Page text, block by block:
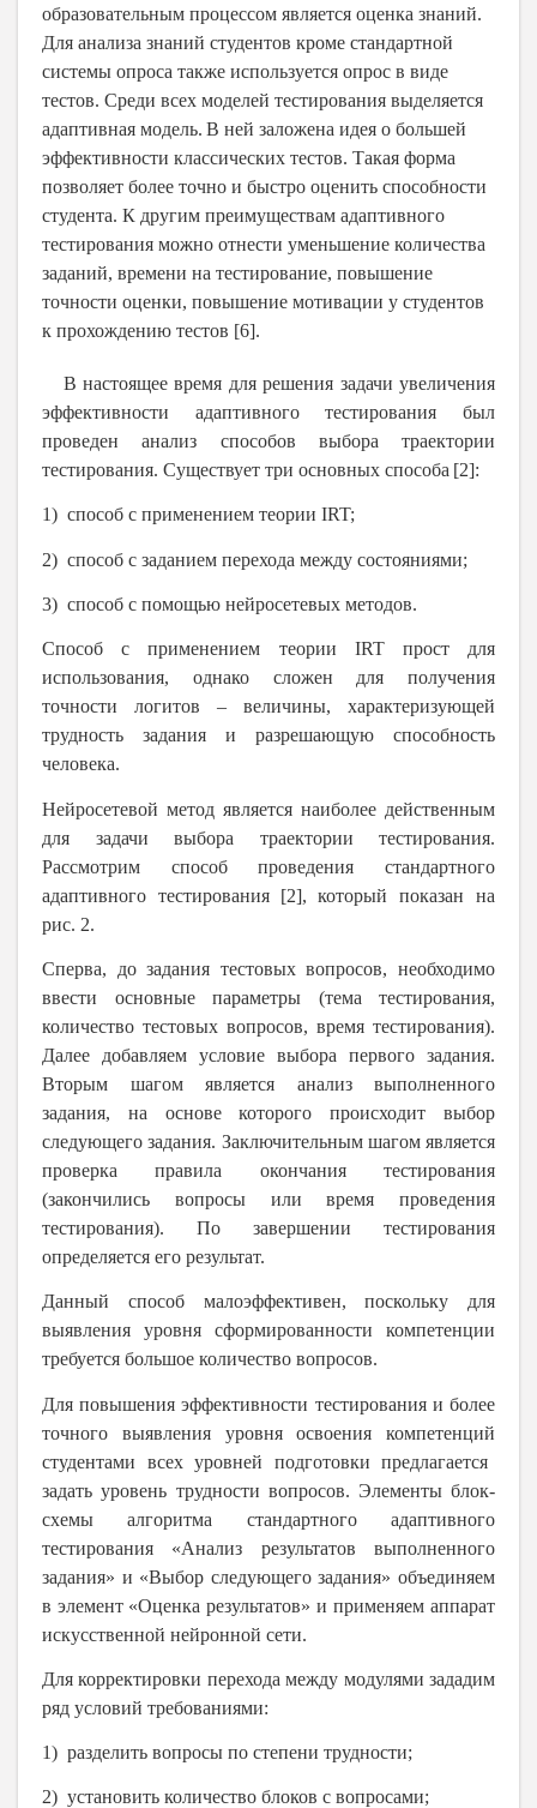
образовательным процессом является оценка знаний.
Для анализа знаний студентов кроме стандартной
системы опроса также используется опрос в виде
тестов. Среди всех моделей тестирования выделяется
адаптивная модель. В ней заложена идея о большей
эффективности классических тестов. Такая форма
позволяет более точно и быстро оценить способности
студента. К другим преимуществам адаптивного
тестирования можно отнести уменьшение количества
заданий, времени на тестирование, повышение
точности оценки, повышение мотивации у студентов
к прохождению тестов [6].
В настоящее время для решения задачи увеличения
эффективности адаптивного тестирования был
проведен анализ способов выбора траектории
тестирования. Существует три основных способа [2]:
1) способ с применением теории IRT;
2) способ с заданием перехода между состояниями;
3) способ с помощью нейросетевых методов.
Способ с применением теории IRT прост для
использования, однако сложен
для получения
точности логитов – величины, характеризующей
трудность задания и разрешающую способность
человека.
Нейросетевой метод является наиболее действенным
для задачи выбора траектории тестирования.
Рассмотрим способ проведения стандартного
адаптивного тестирования [2], который показан на
рис. 2.
Сперва, до задания тестовыхвопросов, необходимо
ввести основные параметры (тема тестирования,
количество тестовых вопросов, время тестирования).
Далее добавляем условие выбора первого задания.
Вторым шагом является анализ выполненного
задания, на основе которого происходит выбор
следующего задания. Заключительным шагом является
проверкаправила окончания тестирования
(закончились вопросы или
время проведения
тестирования). По завершении тестирования
определяется его результат.
Данный способ малоэффективен, поскольку для
выявления уровня сформированности компетенции
требуется большое количество вопросов.
Для повышения эффективности тестирования и более
точного выявления уровня освоения компетенций
студентами всех уровней подготовки предлагается
задать уровень трудности вопросов. Элементы блок-
схемы алгоритма стандартного адаптивного
тестирования «Анализ результатов выполненного
задания» и «Выбор следующего задания» объединяем
в элемент «Оценка результатов» и применяем аппарат
искусственной нейронной сети.
Для корректировки перехода между модулями зададим
ряд условий требованиями:
1) разделить вопросы по степени трудности;
2) установить количество блоков с вопросами;